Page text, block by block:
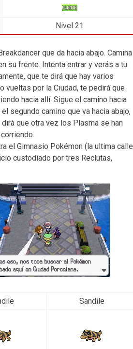
Nivel 21
que da hacia abajo. Camina
su frente. Intenta entrar y verás a tu
que te dirá que hay varios
vueltas por la Ciudad, te pedirá que
hacia allí. Sigue el camino hacia
segundo camino que va hacia abajo,
que otra vez los Plasma se han
el Gimnasio Pokémon (la ultima calle
custodiado por tres Reclutas,
Sandile